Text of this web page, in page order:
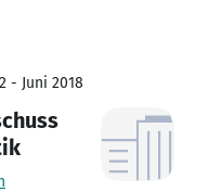
- Juni 2018